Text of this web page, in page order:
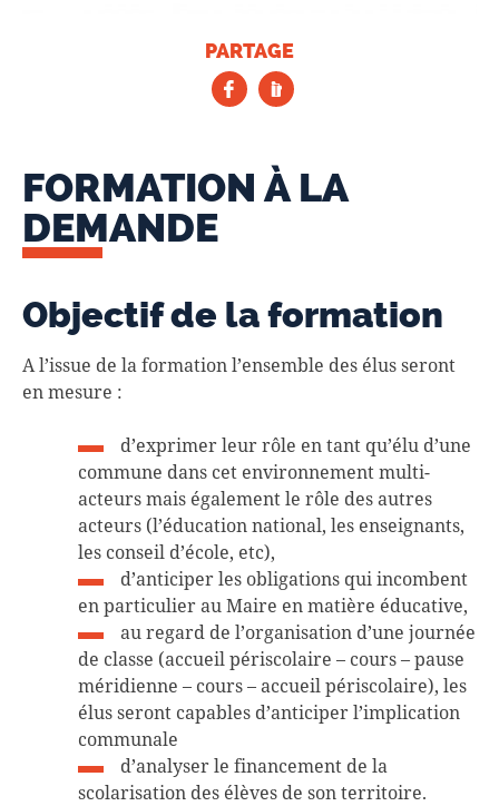
PARTAGE
FORMATION À LA
DEMANDE
Objectif de la formation
A l’issue de la formation l’ensemble des élus seront
en mesure :
d’exprimer leur rôle en tant qu’élu d’une
commune dans cet environnement multi-
acteurs mais également le rôle des autres
acteurs (l’éducation national, les enseignants,
les conseil d’école, etc),
d’anticiper les obligations qui incombent
en particulier au Maire en matière éducative,
au regard de l’organisation d’une journée
de classe (accueil périscolaire – cours – pause
méridienne – cours – accueil périscolaire), les
élus seront capables d’anticiper l’implication
communale
d’analyser le financement de la
scolarisation des élèves de son territoire.